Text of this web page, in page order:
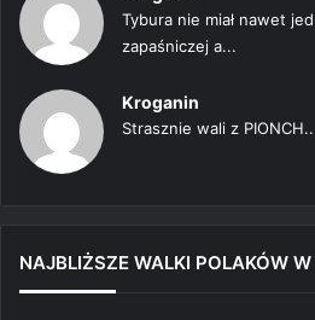
Tybura nie miał nawet
zapaśniczej a...
Kroganin
Strasznie wali z
NAJBLIŻSZE WALKI POLAKÓW